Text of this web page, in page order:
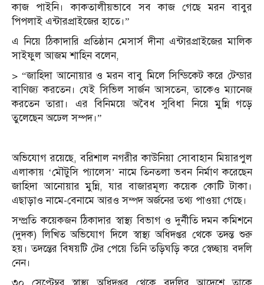
কাজ পাইনি। কাকতালীয়ভাবে সব কাজ গেছে মরন বাবুর
পিপলাই এন্টারপ্রাইজের হাতে।”
এ নিয়ে ঠিকাদারি প্রতিষ্ঠান মেসার্স দীনা এন্টারপ্রাইজের মালিক
সাইফুল আজম শাহিন বলেন,
> “জাহিদা আনোয়ার ও মরন বাবু মিলে সিন্ডিকেট করে টেন্ডার
বাণিজ্য করতেন। যেই সিভিল সার্জন আসতেন, তাকেও ম্যানেজ
করতেন তারা। এর বিনিময়ে অবৈধ সুবিধা নিয়ে মুন্নি গড়ে
তুলেছেন অঢেল সম্পদ।”
অভিযোগ রয়েছে, বরিশাল নগরীর কাউনিয়া সোবাহান মিয়ারপুল
এলাকায় ‘মৌটুসি প্যালেস’ নামে তিনতলা ভবন নির্মাণ করেছেন
জাহিদা আনোয়ার মুন্নি, যার বাজারমূল্য কয়েক কোটি টাকা।
এছাড়াও নামে-বেনামে আরও সম্পদ অর্জনের তথ্য পাওয়া গেছে।
সম্প্রতি কয়েকজন ঠিকাদার স্বাস্থ্য বিভাগ ও দুর্নীতি দমন কমিশনে
(দুদক) লিখিত অভিযোগ দিলে স্বাস্থ্য অধিদপ্তর থেকে তদন্ত শুরু
হয়। তদন্তের বিষয়টি টের পেয়ে তিনি তড়িঘড়ি করে স্বেচ্ছায় বদলি
নেন।